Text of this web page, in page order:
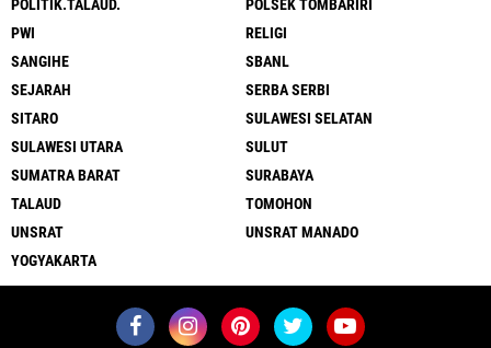
POLITIK.TALAUD.
POLSEK TOMBARIRI
PWI
RELIGI
SANGIHE
SBANL
SEJARAH
SERBA SERBI
SITARO
SULAWESI SELATAN
SULAWESI UTARA
SULUT
SUMATRA BARAT
SURABAYA
TALAUD
TOMOHON
UNSRAT
UNSRAT MANADO
YOGYAKARTA